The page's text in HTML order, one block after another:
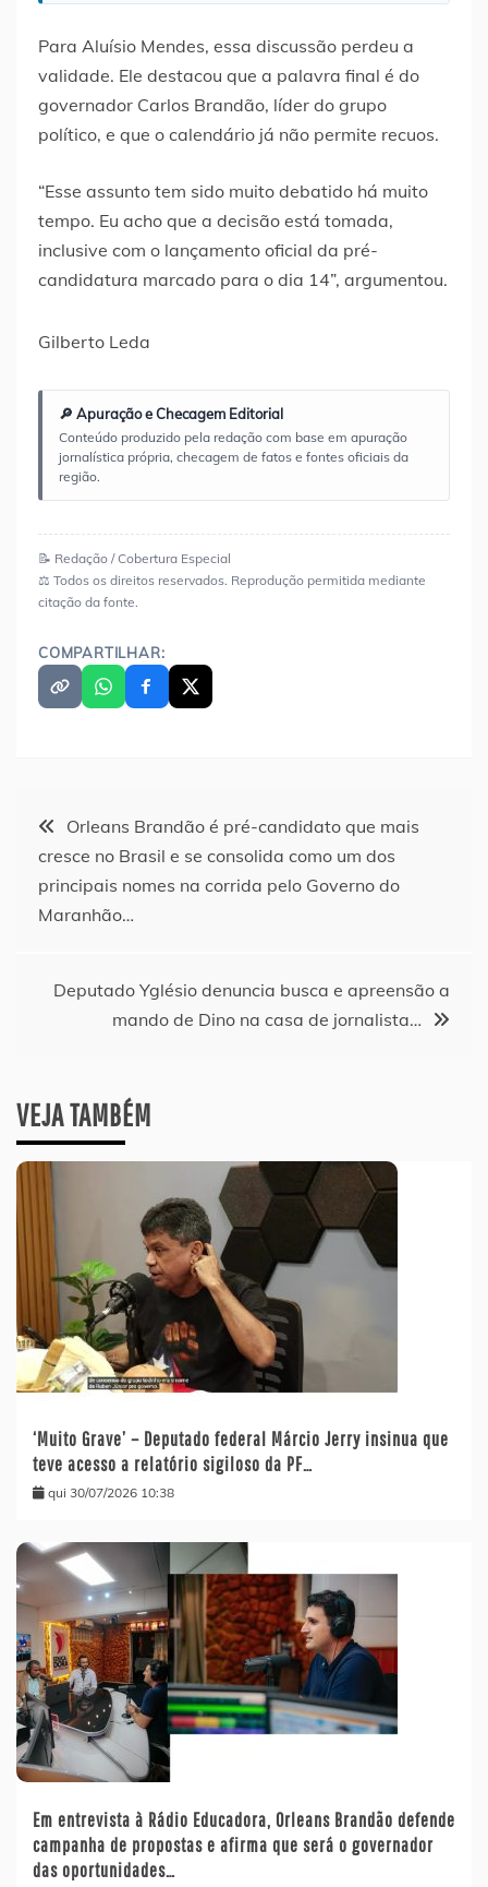
Para Aluísio Mendes, essa discussão perdeu a
validade. Ele destacou que a palavra final é do
governador Carlos Brandão, líder do grupo
político, e que o calendário já não permite recuos.
“Esse assunto tem sido muito debatido há muito
tempo. Eu acho que a decisão está tomada,
inclusive com o lançamento oficial da pré-
candidatura marcado para o dia 14”, argumentou.
Gilberto Leda
🔎 Apuração e Checagem Editorial
Conteúdo produzido pela redação com base em apuração
jornalística própria, checagem de fatos e fontes oficiais da
região.
📝 Redação / Cobertura Especial
⚖️ Todos os direitos reservados. Reprodução permitida mediante
citação da fonte.
COMPARTILHAR:
Navegação
de
Orleans Brandão é pré-candidato que mais
cresce no Brasil e se consolida como um dos
principais nomes na corrida pelo Governo do
Maranhão…
Deputado Yglésio denuncia busca e apreensão a
mando de Dino na casa de jornalista…
VEJA TAMBÉM
‘Muito Grave’ – Deputado federal Márcio Jerry insinua que
teve acesso a relatório sigiloso da PF…
qui 30/07/2026 10:38
Em entrevista à Rádio Educadora, Orleans Brandão defende
campanha de propostas e afirma que será o governador
das oportunidades…